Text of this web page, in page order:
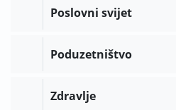
Poslovni svijet
Poduzetništvo
Zdravlje